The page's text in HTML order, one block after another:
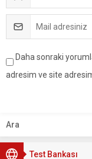
Test Bankası
Daha sonraki
adresim ve site